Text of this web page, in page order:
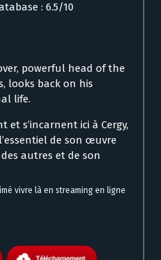
: 6.5/10
powerful head of the
looks back on his
life.
et s’incarnent ici à Cergy,
de son œuvre
autres et de son
vivre là en streaming en ligne